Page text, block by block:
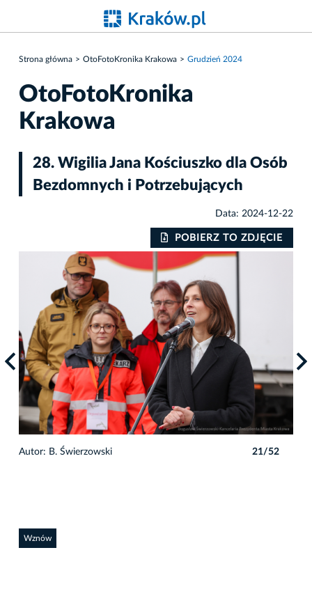
Strona główna OtoFotoKronika Krakowa Grudzień 2024
OtoFotoKronika
Krakowa
28. Wigilia Jana Kościuszko dla Osób
Bezdomnych i Potrzebujących
Data: 2024-12-22
POBIERZ TO ZDJĘCIE
Autor: B. Świerzowski 21/52
Wznów